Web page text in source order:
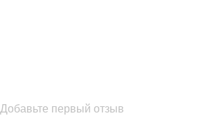
Добавьте первый отзыв